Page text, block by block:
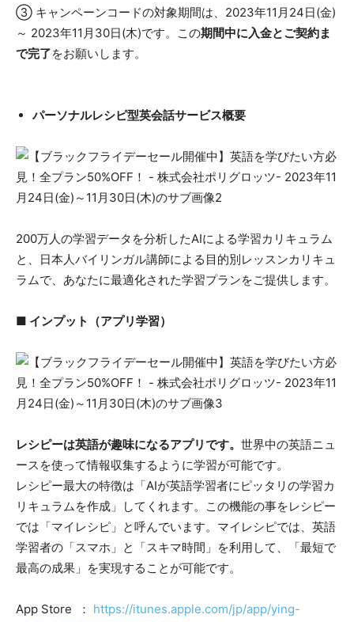
③ キャンペーンコードの対象期間は、2023年11月24日(金)
～ 2023年11月30日(木)です。この期間中に入金とご契約ま
で完了をお願いします。
パーソナルレシピ型英会話サービス概要
200万人の学習データを分析したAIによる学習カリキュラム
と、日本人バイリンガル講師による目的別レッスンカリキュ
ラムで、あなたに最適化された学習プランをご提供します。
■ インプット（アプリ学習）
レシピーは英語が趣味になるアプリです。 世界中の英語ニュ
ースを使って情報収集するように学習が可能です。
レシピー最大の特徴は「AIが英語学習者にピッタリの学習カ
リキュラムを作成」してくれます。この機能の事をレシピー
では「マイレシピ」と呼んでいます。マイレシピでは、英語
学習者の「スマホ」と「スキマ時間」を利用して、「最短で
最高の成果」を実現することが可能です。
App Store ： https://itunes.apple.com/jp/app/ying-